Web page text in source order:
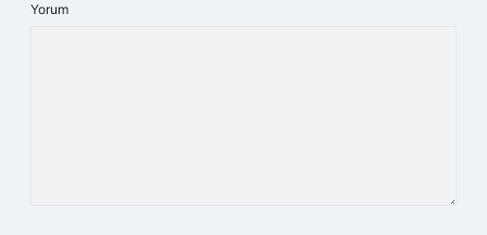
Yorum